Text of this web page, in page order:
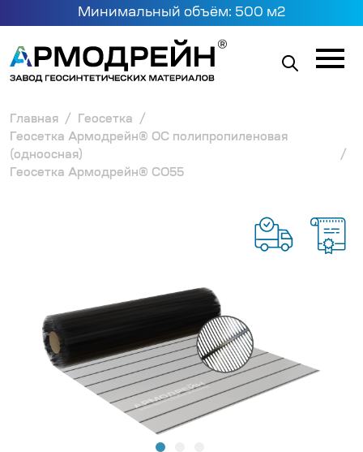
Главная
Геосетка
Геосетка Армодрейн® ОС полипропиленовая
(одноосная)
Геосетка Армодрейн® СО55
Минимальный объём: 500 м2